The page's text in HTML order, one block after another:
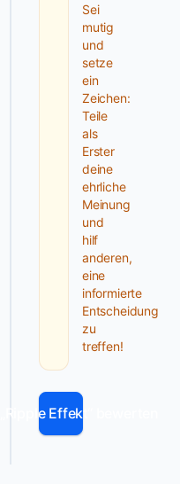
Kerngeschäft
konzentrieren
kannst.
kreative
Ansätze
gezielte
Kundenansprache
Sichtbarkeit
gewinnen.
Event-
Dokumentation
Sei
mutig
und
setze
ein
Zeichen:
Teile
als
Erster
deine
ehrliche
Meinung
und
hilf
anderen,
eine
informierte
Entscheidung
zu
treffen!
Effekt“ bewerten